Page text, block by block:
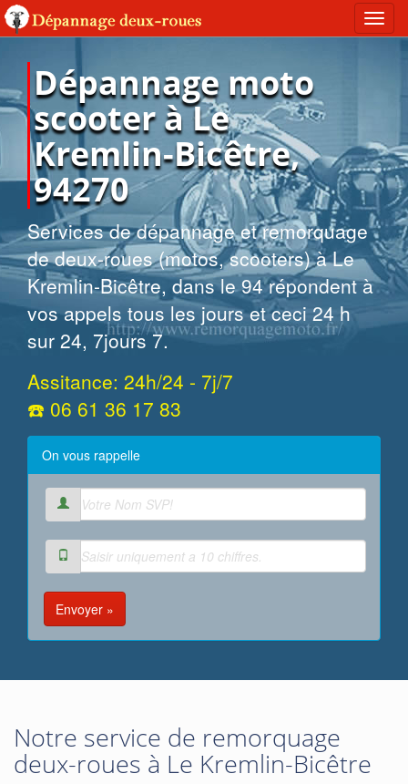
Dépannage moto
scooter à Le
Kremlin-Bicêtre,
94270
Services de dépannage et remorquage
de deux-roues (motos, scooters) à Le
Kremlin-Bicêtre, dans le 94 répondent à
vos appels tous les jours et ceci 24 h
sur 24, 7jours 7.
Assitance: 24h/24 - 7j/7
☎️ 06 61 36 17 83
On vous rappelle
Envoyer »
Notre service de remorquage
deux-roues à Le Kremlin-Bicêtre